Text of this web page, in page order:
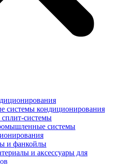
системы кондиционирования
системы
системы
и фанкойлы
и аксессуары для